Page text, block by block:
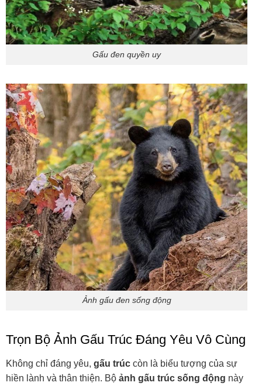
Gấu đen quyền uy
Ảnh gấu đen sống động
Trọn Bộ Ảnh Gấu Trúc Đáng Yêu Vô Cùng
Không chỉ đáng yêu, gấu trúc còn là biểu tượng của sự
hiền lành và thân thiện. Bộ ảnh gấu trúc sống động này